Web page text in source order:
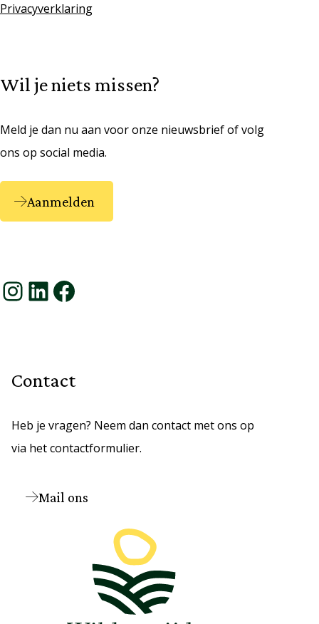
Privacyverklaring
Wil je niets missen?
Meld je dan nu aan voor onze nieuwsbrief of volg
ons op social media.
Aanmelden
InstagramLinkedIn Facebook
Contact
Heb je vragen? Neem dan contact met ons op
via het contactformulier.
Mail ons